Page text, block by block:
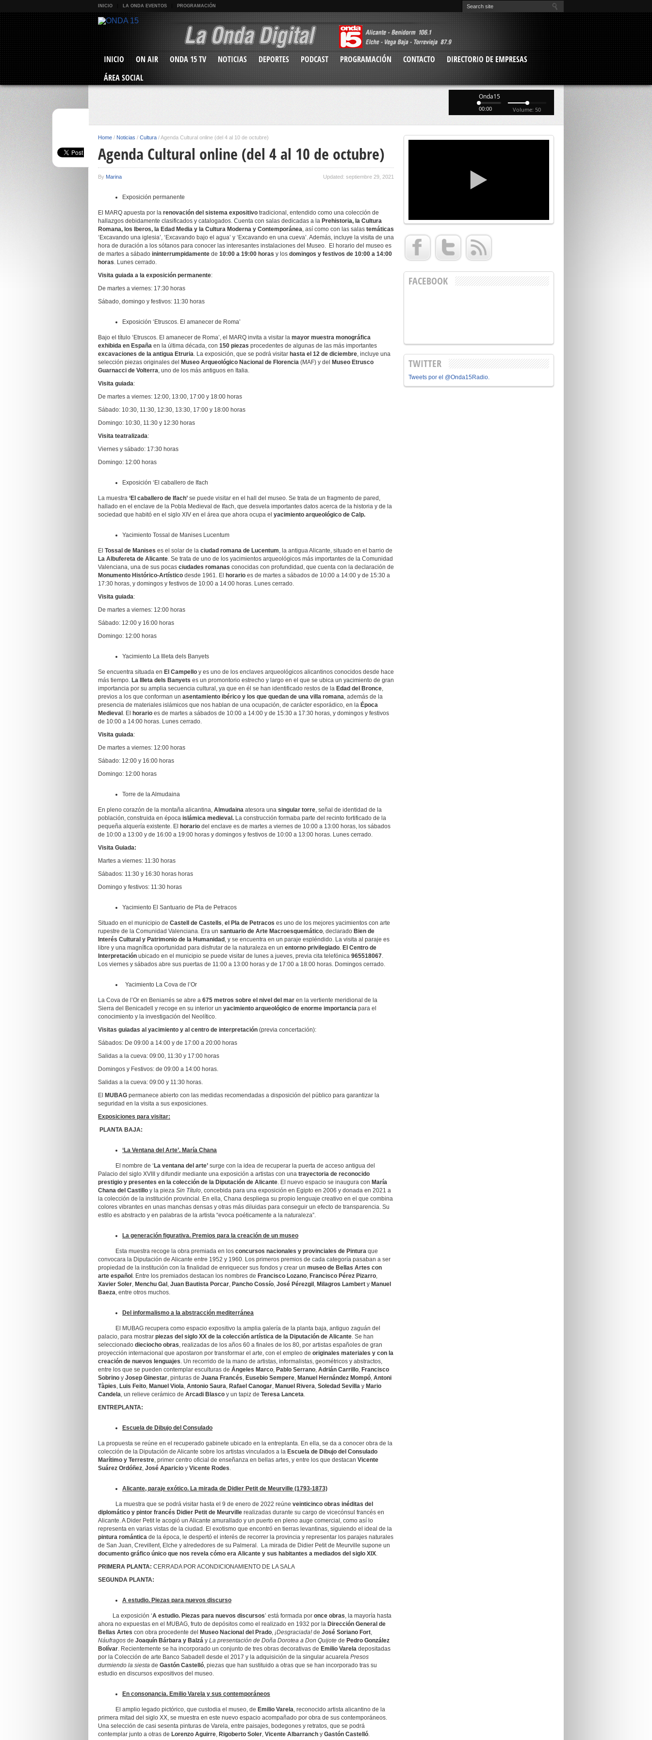
INICIO LA ONDA EVENTOS PROGRAMACIÓN
INICIO ON AIR ONDA 15 TV NOTICIAS DEPORTES PODCAST PROGRAMACIÓN CONTACTO
DIRECTORIO DE EMPRESAS
ÁREA SOCIAL
Onda15
00:00 Volume: 50
Home / Noticias / Cultura /Agenda Cultural online (del 4 al 10 de octubre)
Agenda Cultural online (del 4 al 10 de octubre)
By Marina Updated: septiembre 29, 2021
Exposición permanente
El MARQ apuesta por la renovación del sistema expositivo tradicional, entendido como una colección de
hallazgos debidamente clasificados y catalogados. Cuenta con salas dedicadas a la Prehistoria, la Cultura
Romana, los Iberos, la Edad Media y la Cultura Moderna y Contemporánea, así como con las salas temáticas
‘Excavando una iglesia’, ‘Excavando bajo el agua’ y ‘Excavando en una cueva’. Además, incluye la visita de una
hora de duración a los sótanos para conocer las interesantes instalaciones del Museo. El horario del museo es
de martes a sábado ininterrumpidamente de 10:00 a 19:00 horas y los domingos y festivos de 10:00 a 14:00
horas. Lunes cerrado.
Visita guiada a la exposición permanente:
De martes a viernes: 17:30 horas
Sábado, domingo y festivos: 11:30 horas
Exposición ‘Etruscos. El amanecer de Roma’
Bajo el título ‘Etruscos. El amanecer de Roma’, el MARQ invita a visitar la mayor muestra monográfica
exhibida en España en la última década, con 150 piezas procedentes de algunas de las más importantes
excavaciones de la antigua Etruria. La exposición, que se podrá visitar hasta el 12 de diciembre, incluye una
selección piezas originales del
Museo Arqueológico Nacional de Florencia (MAF) y del
Museo Etrusco
Guarnacci de Volterra, uno de los más antiguos en Italia.
Visita guiada:
De martes a viernes: 12:00, 13:00, 17:00 y 18:00 horas
Sábado: 10:30, 11:30, 12:30, 13:30, 17:00 y 18:00 horas
Domingo: 10:30, 11:30 y 12:30 horas
Visita teatralizada:
Viernes y sábado: 17:30 horas
Domingo: 12:00 horas
Exposición ‘El caballero de Ifach
La muestra ‘El caballero de Ifach’ se puede visitar en el hall del museo. Se trata de un fragmento de pared,
hallado en el enclave de la Pobla Medieval de Ifach, que desvela importantes datos acerca de la historia y de la
sociedad que habitó en el siglo XIV en el área que ahora ocupa el yacimiento arqueológico de Calp.
Yacimiento Tossal de Manises Lucentum
El Tossal de Manises es el solar de la ciudad romana de Lucentum, la antigua Alicante, situado en el barrio de
La Albufereta de Alicante. Se trata de uno de los yacimientos arqueológicos más importantes de la Comunidad
Valenciana, una de sus pocas ciudades romanas conocidas con profundidad, que cuenta con la declaración de
Monumento Histórico-Artístico desde 1961. El horario es de martes a sábados de 10:00 a 14:00 y de 15:30 a
17:30 horas, y domingos y festivos de 10:00 a 14:00 horas. Lunes cerrado.
Visita guiada:
De martes a viernes: 12:00 horas
Sábado: 12:00 y 16:00 horas
Domingo: 12:00 horas
Yacimiento La Illeta dels Banyets
Se encuentra situada en El Campello y es uno de los enclaves arqueológicos alicantinos conocidos desde hace
más tiempo. La Illeta dels Banyets es un promontorio estrecho y largo en el que se ubica un yacimiento de gran
importancia por su amplia secuencia cultural, ya que en él se han identificado restos de la Edad del Bronce,
previos a los que conforman un asentamiento ibérico y los que quedan de una villa romana, además de la
presencia de materiales islámicos que nos hablan de una ocupación, de carácter esporádico, en la Época
Medieval . El horario es de martes a sábados de 10:00 a 14:00 y de 15:30 a 17:30 horas, y domingos y festivos
de 10:00 a 14:00 horas. Lunes cerrado.
Visita guiada:
De martes a viernes: 12:00 horas
Sábado: 12:00 y 16:00 horas
Domingo: 12:00 horas
Torre de la Almudaina
En pleno corazón de la montaña alicantina, Almudaina atesora una singular torre, señal de identidad de la
población, construida en época islámica medieval. La construcción formaba parte del recinto fortificado de la
pequeña alquería existente. El horario del enclave es de martes a viernes de 10:00 a 13:00 horas, los sábados
de 10:00 a 13:00 y de 16:00 a 19:00 horas y domingos y festivos de 10:00 a 13:00 horas. Lunes cerrado.
Visita Guiada:
Martes a viernes: 11:30 horas
Sábados: 11:30 y 16:30 horas horas
Domingo y festivos: 11:30 horas
Yacimiento El Santuario de Pla de Petracos
Situado en el municipio de Castell de Castells, el Pla de Petracos es uno de los mejores yacimientos con arte
rupestre de la Comunidad Valenciana. Era un santuario de Arte Macroesquemático, declarado Bien de
Interés Cultural y Patrimonio de la Humanidad , y se encuentra en un paraje espléndido. La visita al paraje es
libre y una magnífica oportunidad para disfrutar de la naturaleza en un entorno privilegiado. El Centro de
Interpretación ubicado en el municipio se puede visitar de lunes a jueves, previa cita telefónica 965518067.
Los viernes y sábados abre sus puertas de 11:00 a 13:00 horas y de 17:00 a 18:00 horas. Domingos cerrado.
Yacimiento La Cova de l’Or
La Cova de l’Or en Beniarrés se abre a 675 metros sobre el nivel del mar en la vertiente meridional de la
Sierra del Benicadell y recoge en su interior un yacimiento arqueológico de enorme importancia para el
conocimiento y la investigación del Neolítico.
Visitas guiadas al yacimiento y al centro de interpretación (previa concertación):
Sábados: De 09:00 a 14:00 y de 17:00 a 20:00 horas
Salidas a la cueva: 09:00, 11:30 y 17:00 horas
Domingos y Festivos: de 09:00 a 14:00 horas.
Salidas a la cueva: 09:00 y 11:30 horas.
El MUBAG permanece abierto con las medidas recomendadas a disposición del público para garantizar la
seguridad en la visita a sus exposiciones.
Exposiciones para visitar:
PLANTA BAJA:
‘La Ventana del Arte’. María Chana
El nombre de ‘ La ventana del arte’ surge con la idea de recuperar la puerta de acceso antigua del
Palacio del siglo XVIII y difundir mediante una exposición a artistas con una trayectoria de reconocido
prestigio y presentes en la colección de la Diputación de Alicante. El nuevo espacio se inaugura con María
Chana del Castillo y la pieza Sin Título, concebida para una exposición en Egipto en 2006 y donada en 2021 a
la colección de la institución provincial. En ella, Chana despliega su propio lenguaje creativo en el que combina
colores vibrantes en unas manchas densas y otras más diluidas para conseguir un efecto de transparencia. Su
estilo es abstracto y en palabras de la artista “evoca poéticamente a la naturaleza”.
La generación figurativa. Premios para la creación de un museo
Esta muestra recoge la obra premiada en los concursos nacionales y provinciales de Pintura que
convocara la Diputación de Alicante entre 1952 y 1960. Los primeros premios de cada categoría pasaban a ser
propiedad de la institución con la finalidad de enriquecer sus fondos y crear un museo de Bellas Artes con
arte español . Entre los premiados destacan los nombres de Francisco Lozano, Francisco Pérez Pizarro,
Xavier Soler, Menchu Gal , Juan Bautista Porcar, Pancho Cossío, José Pérezgil , Milagros Lambert y Manuel
Baeza, entre otros muchos.
Del informalismo a la abstracción mediterránea
El MUBAG recupera como espacio expositivo la amplia galería de la planta baja, antiguo zaguán del
palacio, para mostrar piezas del siglo XX de la colección artística de la Diputación de Alicante. Se han
seleccionado dieciocho obras, realizadas de los años 60 a finales de los 80, por artistas españoles de gran
proyección internacional que apostaron por transformar el arte, con el empleo de originales materiales y con la
creación de nuevos lenguajes. Un recorrido de la mano de artistas, informalistas, geométricos y abstractos,
entre los que se pueden contemplar esculturas de Ángeles Marco, Pablo Serrano, Adrián Carrillo, Francisco
Sobrino y Josep Ginestar, pinturas de Juana Francés, Eusebio Sempere, Manuel Hernández Mompó, Antoni
Tàpies, Luis Feito, Manuel Viola, Antonio Saura, Rafael Canogar, Manuel Rivera, Soledad Sevilla y Mario
Candela, un relieve cerámico de Arcadi Blasco y un tapiz de Teresa Lanceta.
ENTREPLANTA:
Escuela de Dibujo del Consulado
La propuesta se reúne en el recuperado gabinete ubicado en la entreplanta. En ella, se da a conocer obra de la
colección de la Diputación de Alicante sobre los artistas vinculados a la Escuela de Dibujo del Consulado
Marítimo y Terrestre, primer centro oficial de enseñanza en bellas artes, y entre los que destacan Vicente
Suárez Ordóñez, José Aparicio y Vicente Rodes.
Alicante, paraje exótico. La mirada de Didier Petit de Meurville (1793-1873)
La muestra que se podrá visitar hasta el 9 de enero de 2022 reúne veinticinco obras inéditas del
diplomático y pintor francés Didier Petit de Meurville realizadas durante su cargo de vicecónsul francés en
Alicante. A Dider Petit le acogió un Alicante amurallado y un puerto en pleno auge comercial, como así lo
representa en varias vistas de la ciudad. El exotismo que encontró en tierras levantinas, siguiendo el ideal de la
pintura romántica de la época, le despertó el interés de recorrer la provincia y representar los parajes naturales
de San Juan, Crevillent, Elche y alrededores de su Palmeral. La mirada de Didier Petit de Meurville supone un
documento gráfico único que nos revela cómo era Alicante y sus habitantes a mediados del siglo XIX.
PRIMERA PLANTA: CERRADA POR ACONDICIONAMIENTO DE LA SALA
SEGUNDA PLANTA:
A estudio. Piezas para nuevos discurso
La exposición ‘A estudio. Piezas para nuevos discursos’ está formada por once obras, la mayoría hasta
ahora no expuestas en el MUBAG, fruto de depósitos como el realizado en 1932 por la Dirección General de
Bellas Artes con obra procedente del Museo Nacional del Prado, ¡Desgraciada!de José Soriano Fort,
Náufragos de Joaquín Bárbara y Balzá y La presentación de Doña Dorotea a Don Quijote de Pedro González
Bolívar. Recientemente se ha incorporado un conjunto de tres obras decorativas de Emilio Varela depositadas
por la Colección de arte Banco Sabadell desde el 2017 y la adquisición de la singular acuarela Presos
durmiendo la siesta de Gastón Castelló, piezas que han sustituido a otras que se han incorporado tras su
estudio en discursos expositivos del museo.
En consonancia. Emilio Varela y sus contemporáneos
El amplio legado pictórico, que custodia el museo, de Emilio Varela, reconocido artista alicantino de la
primera mitad del siglo XX, se muestra en este nuevo espacio acompañado por obra de sus contemporáneos.
Una selección de casi sesenta pinturas de Varela, entre paisajes, bodegones y retratos, que se podrá
contemplar junto a otras de Lorenzo Aguirre, Rigoberto Soler, Vicente Albarranch y Gastón Castelló.
FACEBOOK
TWITTER
Tweets por el @Onda15Radio.